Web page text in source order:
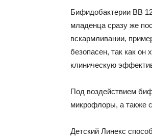
Бифидобактерии ВВ
младенца сразу же
вскармливании,
безопасен, так как
клиническую
Под воздействием
микрофлоры, а также
Детский Линекс